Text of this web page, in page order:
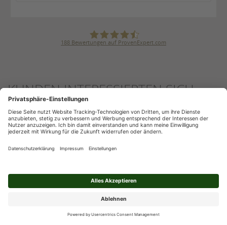
188 Bewertungen auf ProvenExpert.com
KUNDEN INTERESSIERTEN SICH
AUCH FÜR DIESEN THEMEN